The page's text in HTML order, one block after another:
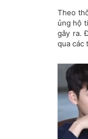
Theo
ủng hộ
gây ra.
qua các